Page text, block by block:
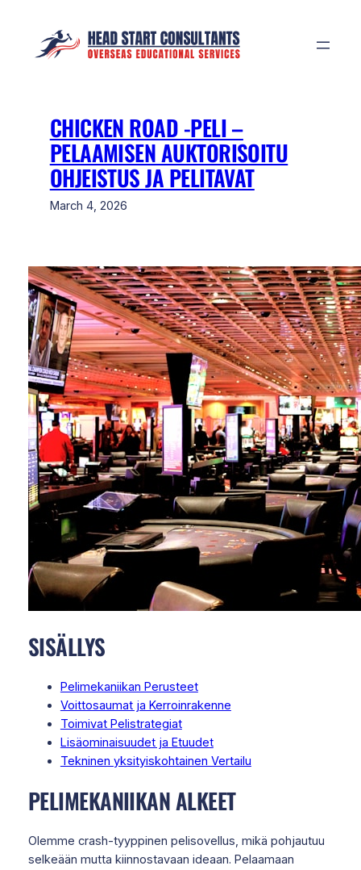
content
CHICKEN ROAD -PELI –
PELAAMISEN AUKTORISOITU
OHJEISTUS JA PELITAVAT
March 4, 2026
SISÄLLYS
Pelimekaniikan Perusteet
Voittosaumat ja Kerroinrakenne
Toimivat Pelistrategiat
Lisäominaisuudet ja Etuudet
Tekninen yksityiskohtainen Vertailu
PELIMEKANIIKAN ALKEET
Olemme crash-tyyppinen pelisovellus, mikä pohjautuu
selkeään mutta kiinnostavaan ideaan. Pelaamaan